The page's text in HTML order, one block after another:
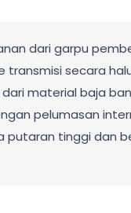
dari garpu
secara
dari material baja
pelumasan
tinggi dan